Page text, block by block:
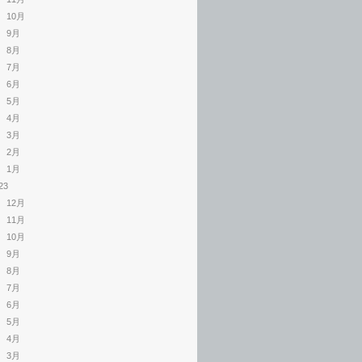
10月
9月
8月
7月
6月
5月
4月
3月
2月
1月
12月
11月
10月
9月
8月
7月
6月
5月
4月
3月